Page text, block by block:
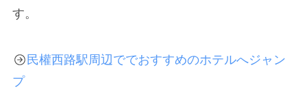
す。
民權西路駅周辺ででおすすめのホテルへジャン
プ